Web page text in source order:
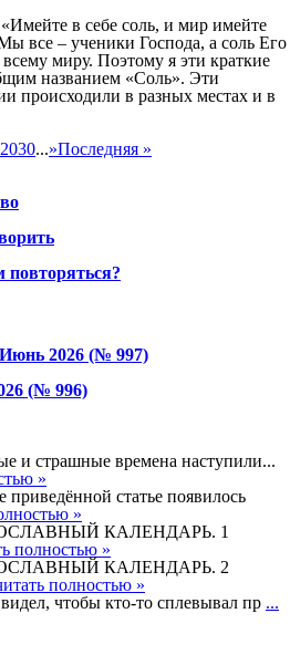
в себе соль, и мир имейте
все – ученики Господа, а соль Его
миру. Поэтому я эти краткие
названием «Соль». Эти
происходили в разных местах и в
2030...»Последняя »
повторяться?
2026 (№ 997)
(№ 996)
и страшные времена наступили...
»
статье появилось
»
КАЛЕНДАРЬ. 1
полностью »
КАЛЕНДАРЬ. 2
полностью »
чтобы кто-то сплевывал пр ...